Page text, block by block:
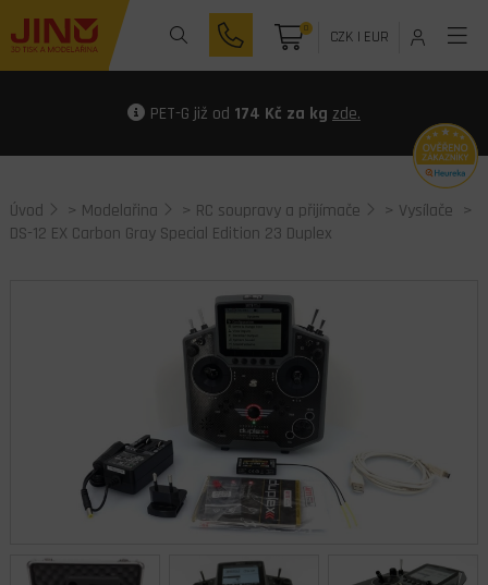
0 CZK| EUR
PET-G již od 174 Kč za kg zde.
Úvod > Modelařina > RC soupravy a přijímače > Vysílače >
DS-12 EX Carbon Gray Special Edition 23 Duplex